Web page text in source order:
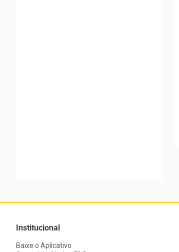
Institucional
Baixe o Aplicativo